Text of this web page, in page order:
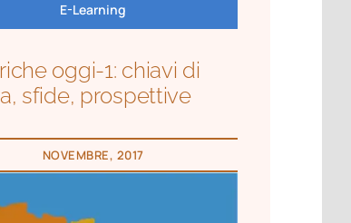
E-Learning
oggi-1: chiavi di
sfide, prospettive
NOVEMBRE, 2017